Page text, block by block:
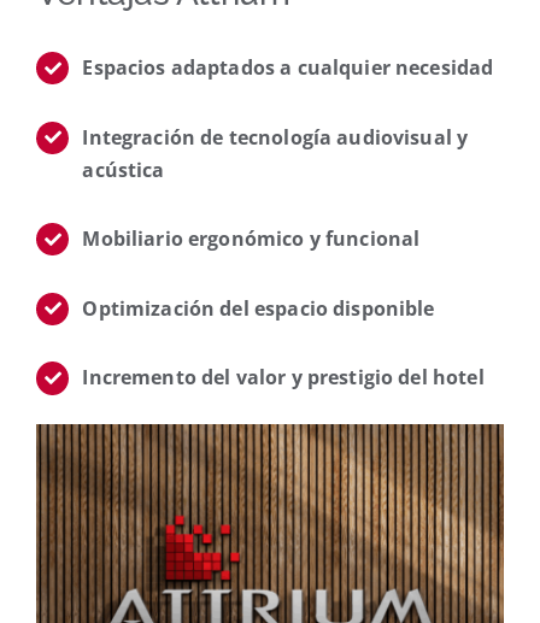
Espacios adaptados a cualquier necesidad
Integración de tecnología audiovisual y
acústica
Mobiliario ergonómico y funcional
Optimización del espacio disponible
Incremento del valor y prestigio del hotel